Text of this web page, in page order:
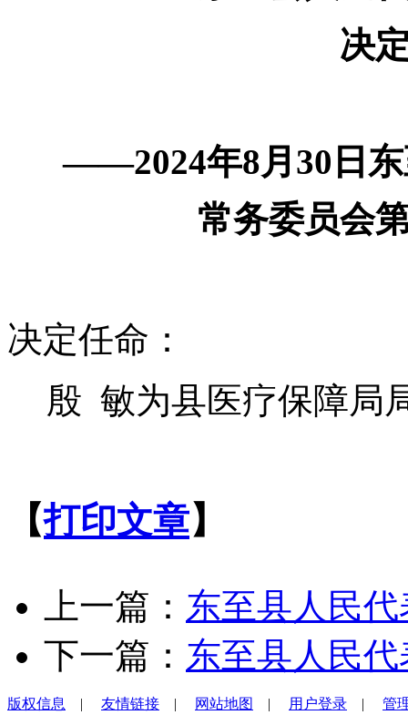
决
——2024年8月30日东
常务委员会
决定任命：
殷 敏为县医疗保障局
【打印文章】
上一篇： 东至县人民
下一篇： 东至县人民
版权信息 | 友情链接 | 网站地图 | 用户登录 | 管